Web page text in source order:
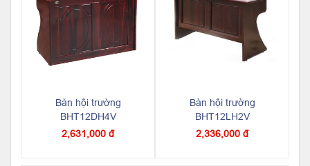
Bàn hội trường
BHT12DH4V
2,631,000 đ
Bàn hội trường
BHT12LH2V
2,336,000 đ